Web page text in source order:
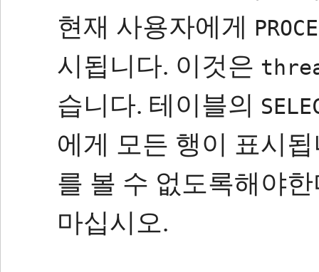
현재 사용자에게
시됩니다. 이것은
습니다. 테이블의
에게 모든 행이 표시
를 볼 수 없도록해야
마십시오.